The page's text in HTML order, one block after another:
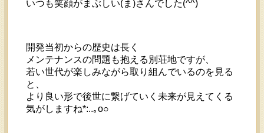
いつも笑顔がまぶしい(ま)さんでした(^^)
開発当初からの歴史は長く
メンテナンスの問題も抱える別荘地ですが、
若い世代が楽しみながら取り組んでいるのを見る
と、
より良い形で後世に繋げていく未来が見えてくる
気がしますね*:..｡o○